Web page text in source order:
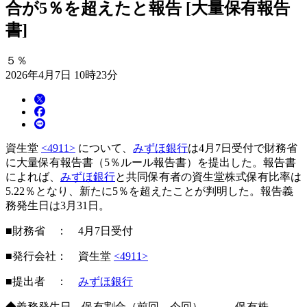
合が5％を超えたと報告 [大量保有報告
書]
５％
2026年4月7日 10時23分
資生堂 <4911> について、 みずほ銀行は4月7日受付で財務省
に大量保有報告書（5％ルール報告書）を提出した。報告書
によれば、 みずほ銀行と共同保有者の資生堂株式保有比率は
5.22％となり、新たに5％を超えたことが判明した。報告義
務発生日は3月31日。
■財務省 ： 4月7日受付
■発行会社： 資生堂 <4911>
■提出者 ： みずほ銀行